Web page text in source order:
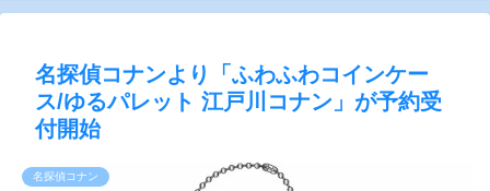
名探偵コナンより「ふわふわコインケー
ス/ゆるパレット 江戸川コナン」が予約受
付開始
名探偵コナン